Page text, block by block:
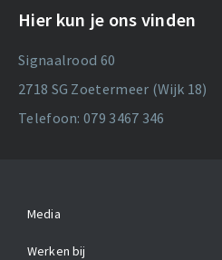
Hier kun je ons vinden
Signaalrood 60
2718 SG Zoetermeer (Wijk 18)
Telefoon: 079 3467 346
Media
Werken bij